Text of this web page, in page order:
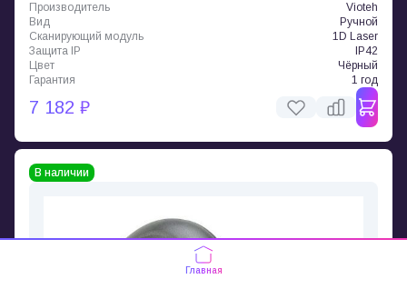
Производитель
Vioteh
Вид
Ручной
Сканирующий модуль
1D Laser
Защита IP
IP42
Цвет
Чёрный
Гарантия
1 год
7 182 ₽
В наличии
Главная